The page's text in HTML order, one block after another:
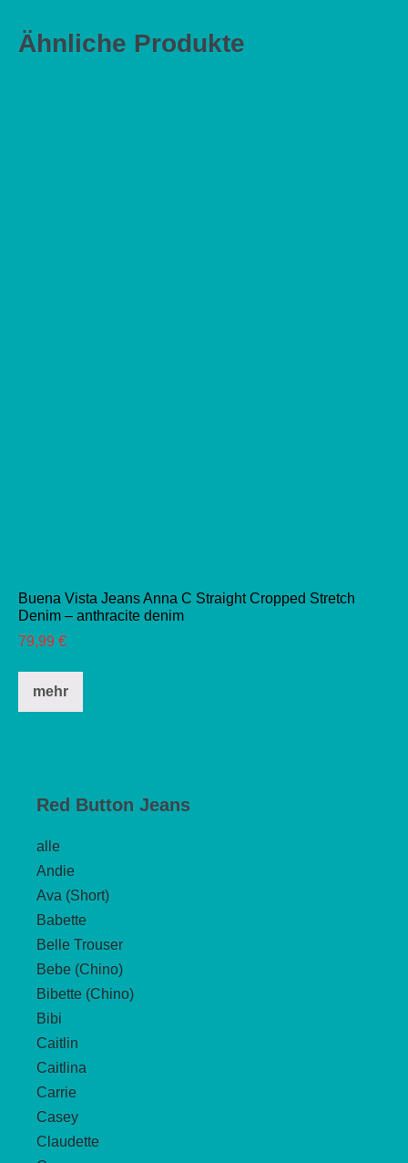
Ähnliche Produkte
Buena Vista Jeans Anna C Straight Cropped Stretch
Denim – anthracite denim
79,99 €
mehr
Dieses
auf.
auf
der
Produktseite
gewählt
werden
Red Button Jeans
alle
Andie
Ava (Short)
Babette
Belle Trouser
Bebe (Chino)
Bibette (Chino)
Bibi
Caitlin
Caitlina
Carrie
Casey
Claudette